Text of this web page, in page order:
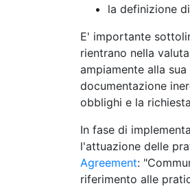
la definizione
E' importante
rientrano nella
ampiamente alla
documentazione
obblighi e la
In fase di
l'attuazione delle
Agreement:
riferimento alle